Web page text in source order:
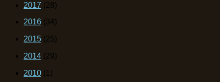
2017 (28)
2016 (34)
2015 (25)
2014 (29)
2010 (1)